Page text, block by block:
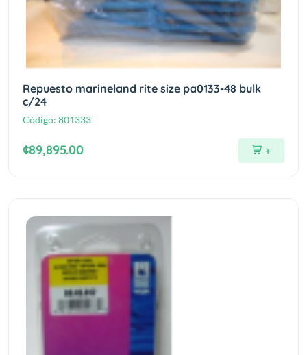
Repuesto marineland rite size pa0133-48 bulk
c/24
Código: 801333
¢89,895.00 +